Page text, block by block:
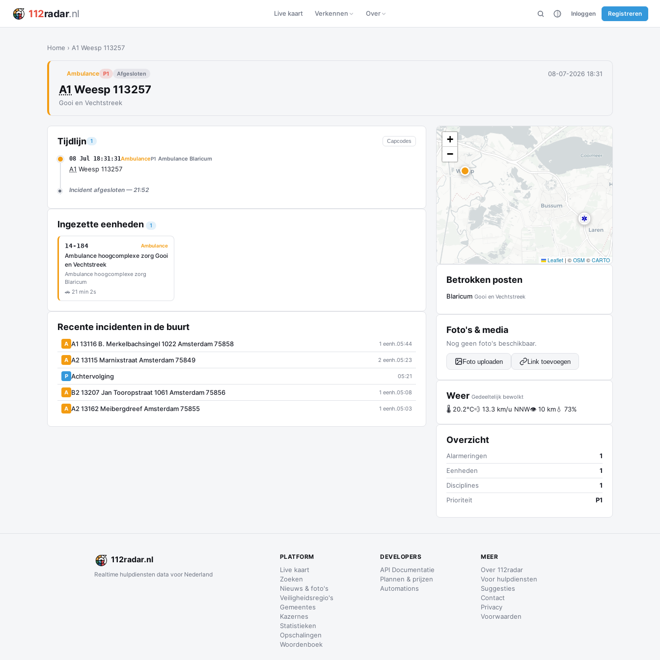
112radar.nl Live kaart Verkennen Over Inloggen Registreren
Home › A1 Weesp 113257
Ambulance P1 Afgesloten 08-07-2026 18:31
A1 Weesp 113257
Gooi en Vechtstreek
Tijdlijn 1 Capcodes
08 Jul 18:31:31AmbulanceP1 Ambulance Blaricum
A1 Weesp 113257
Incident afgesloten — 21:52
Ingezette eenheden 1
14-184 Ambulance
Ambulance hoogcomplexe zorg Gooi
en Vechtstreek
Ambulance hoogcomplexe zorg
Blaricum
🚗 21 min 2s
Recente incidenten in de buurt
A A1 13116 B. Merkelbachsingel 1022 Amsterdam 75858 1 eenh.05:44
A A2 13115 Marnixstraat Amsterdam 75849 2 eenh.05:23
P Achtervolging 05:21
A B2 13207 Jan Tooropstraat 1061 Amsterdam 75856 1 eenh.05:08
A A2 13162 Meibergdreef Amsterdam 75855 1 eenh.05:03
+
−
Leaflet | © OSM © CARTO
Betrokken posten
Blaricum Gooi en Vechtstreek
Foto's & media
Nog geen foto's beschikbaar.
Foto uploaden Link toevoegen
Weer Gedeeltelijk bewolkt
🌡 20.2°C💨 13.3 km/u NNW👁 10 km💧 73%
Overzicht
Alarmeringen
1
Eenheden
1
Disciplines
1
Prioriteit
P1
112radar.nl
Realtime hulpdiensten data voor Nederland
PLATFORM
Live kaart
Zoeken
Nieuws & foto's
Veiligheidsregio's
Gemeentes
Kazernes
Statistieken
Opschalingen
Woordenboek
DEVELOPERS
API Documentatie
Plannen & prijzen
Automations
MEER
Over 112radar
Voor hulpdiensten
Suggesties
Contact
Privacy
Voorwaarden